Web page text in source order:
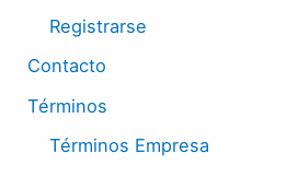
Registrarse
Contacto
Términos
Términos Empresa